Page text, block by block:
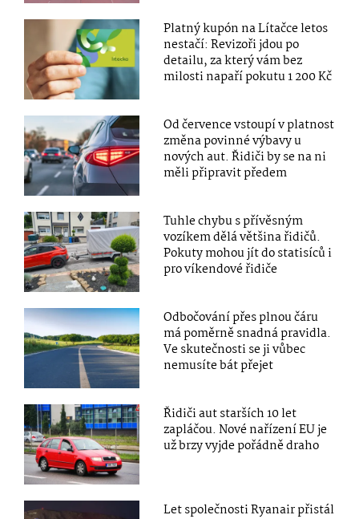
Platný kupón na Lítačce letos
nestačí: Revizoři jdou po
detailu, za který vám bez
milosti napaří pokutu 1 200 Kč
Od července vstoupí v platnost
změna povinné výbavy u
nových aut. Řidiči by se na ni
měli připravit předem
Tuhle chybu s přívěsným
vozíkem dělá většina řidičů.
Pokuty mohou jít do statisíců i
pro víkendové řidiče
Odbočování přes plnou čáru
má poměrně snadná pravidla.
Ve skutečnosti se ji vůbec
nemusíte bát přejet
Řidiči aut starších 10 let
zapláčou. Nové nařízení EU je
už brzy vyjde pořádně draho
Let společnosti Ryanair přistál